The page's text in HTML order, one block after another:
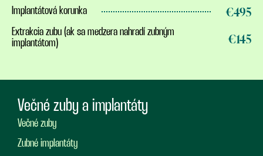
Implantátová korunka €495
Extrakcia zubu (ak sa medzera nahradí zubným
implantátom)
€145
Večné zuby a implantáty
Večné zuby
Zubné implantáty